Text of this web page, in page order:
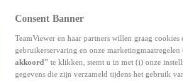
Consent Banner
TeamViewer en haar partners willen graag
gebruikerservaring en onze
akkoord" te klikken, stemt u in met (i) onze
gegevens die zijn verzameld tijdens het gebruik